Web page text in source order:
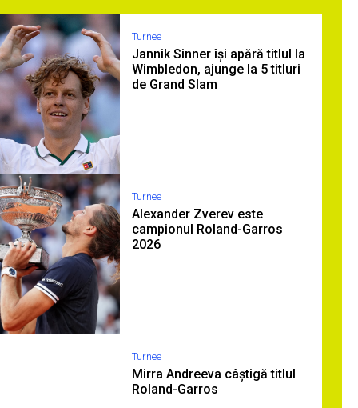
Turnee
Jannik Sinner își apără titlul la
Wimbledon, ajunge la 5 titluri
de Grand Slam
Turnee
Alexander Zverev este
campionul Roland-Garros
2026
Turnee
Mirra Andreeva câștigă titlul
Roland-Garros